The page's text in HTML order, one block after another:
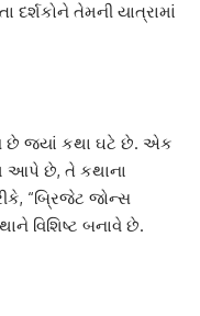
દર્શકોને તેમની યાત્રામાં
છે જ્યાં કથા ઘટે છે. એક
આપે છે, તે કથાના
“બ્રિજેટ જોન્સ
વિશિષ્ટ બનાવે છે.